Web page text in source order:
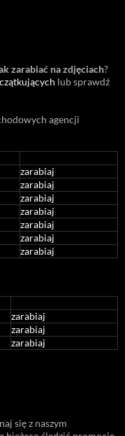
zarabiać na zdjęciach?
lub sprawdź
agencji
zarabiaj
zarabiaj
zarabiaj
zarabiaj
zarabiaj
zarabiaj
zarabiaj
zarabiaj
zarabiaj
zarabiaj
się z naszym